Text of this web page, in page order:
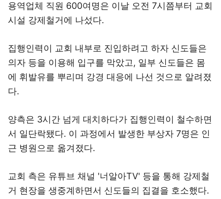
용역업체 직원 600여명은 이날 오전 7시쯤부터 교회
시설 강제철거에 나섰다.
집행인력이 교회 내부로 진입하려고 하자 신도들은
의자 등을 이용해 입구를 막았고, 일부 신도들은 몸
에 휘발유를 뿌리며 강경 대응에 나선 것으로 알려졌
다.
양측은 3시간 넘게 대치하다가 집행인력이 철수하면
서 일단락됐다. 이 과정에서 발생한 부상자 7명은 인
근 병원으로 옮겨졌다.
교회 측은 유튜브 채널 '너알아TV' 등을 통해 강제철
거 현장을 생중계하면서 신도들의 집결을 호소했다.